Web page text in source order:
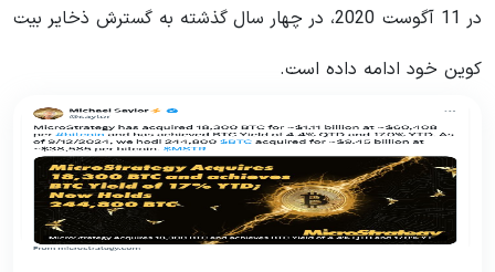
در 11 آگوست 2020، در چهار سال گذشته به گسترش ذخایر بیت
کوین خود ادامه داده است.